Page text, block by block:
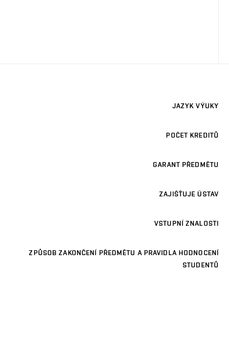
JAZYK VÝUKY
POČET KREDITŮ
GARANT PŘEDMĚTU
ZAJIŠŤUJE ÚSTAV
VSTUPNÍ ZNALOSTI
ZPŮSOB ZAKONČENÍ PŘEDMĚTU A PRAVIDLA HODNOCENÍ
STUDENTŮ